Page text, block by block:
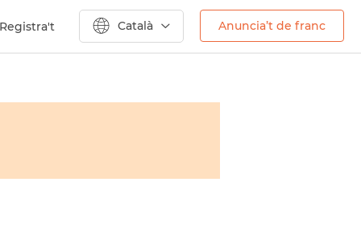
Registra't Català Anuncia’t de franc